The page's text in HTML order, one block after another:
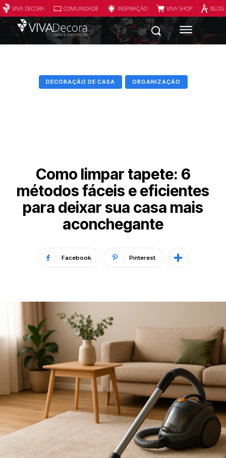
VIVA DECORA COMUNIDADE INSPIRAÇÃO VIVA SHOP
DECORAÇÃO DE CASA ORGANIZAÇÃO
Como limpar tapete: 6
métodos fáceis e eficientes
para deixar sua casa mais
aconchegante
Facebook Pinterest